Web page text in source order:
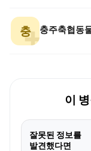
충 충주축협동
이
잘못된 정보를
발견했다면